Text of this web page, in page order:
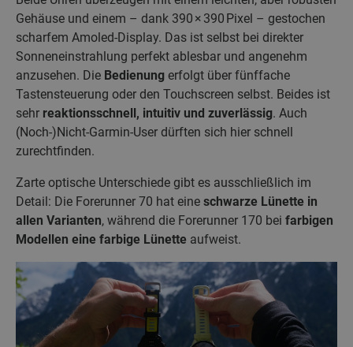
Gehäuse und einem – dank 390 × 390 Pixel – gestochen
scharfem Amoled-Display. Das ist selbst bei direkter
Sonneneinstrahlung perfekt ablesbar und angenehm
anzusehen. Die Bedienung erfolgt über fünffache
Tastensteuerung oder den Touchscreen selbst. Beides ist
sehr reaktionsschnell, intuitiv und zuverlässig. Auch
(Noch-)Nicht-Garmin-User dürften sich hier schnell
zurechtfinden.
Zarte optische Unterschiede gibt es ausschließlich im
Detail: Die Forerunner 70 hat eine schwarze Lünette in
allen Varianten, während die Forerunner 170 bei farbigen
Modellen eine farbige Lünette aufweist.